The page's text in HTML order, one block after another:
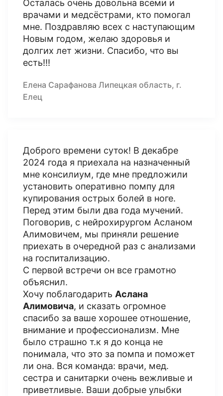
Осталась очень довольна всеми и
врачами и медсёстрами, кто помогал
мне. Поздравляю всех с наступающим
Новым годом, желаю здоровья и
долгих лет жизни. Спасибо, что вы
есть!!!
Елена Сарафанова Липецкая область, г.
Елец
Доброго времени суток! В декабре
2024 года я приехала на назначенный
мне консилиум, где мне предложили
установить оперативно помпу для
купирования острых болей в ноге.
Перед этим были два года мучений.
Поговорив, с нейрохирургом Асланом
Алимовичем, мы приняли решение
приехать в очередной раз с анализами
на госпитализацию.
С первой встречи он все грамотно
объяснил.
Хочу поблагодарить Аслана
Алимовича, и сказать огромное
спасибо за ваше хорошее отношение,
внимание и профессионализм. Мне
было страшно т.к я до конца не
понимала, что это за помпа и поможет
ли она. Вся команда: врачи, мед.
сестра и санитарки очень вежливые и
приветливые. Ваши добрые улыбки